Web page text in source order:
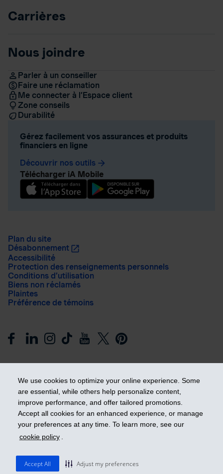
We use cookies to optimize your online experience. Some
are essential, while others help personalize content,
improve performance, and offer tailored promotions.
Accept all cookies for an enhanced experience, or manage
your preferences at any time. To learn more, see our
cookie policy .
Accept All Adjust my preferences
Carrières
Nous joindre
Parler à un conseiller
Faire une réclamation
Me connecter à l’Espace client
Zone conseils
Durabilité
Gérez facilement vos assurances et produits
financiers en ligne
Découvrir nos outils arrow_forward
Télécharger iA Mobile
Plan du site
Désabonnement
Accessibilité
Protection des renseignements personnels
Conditions d’utilisation
Biens non réclamés
Plaintes
Préférence de témoins
Prendre les devants